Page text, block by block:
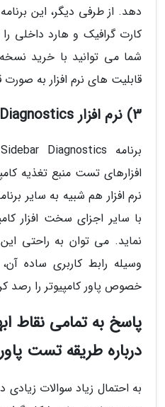
دهد. از طرفی دیگر، این
کارت گرافیک و هارد داخلی را
شما می توانید با خرید نسخه
قابلیت های نرم افزار به صورت
3) نرم افزار Sidebar Diagnostics
افزارهای تست منبع تغذیه
نرم افزار هم شبیه به سایر
با سایر اجزای سخت افزار
نماید. می توان به راحتی
وسیله رابط کاربری ساده
خصوص پاور کامپیوتر را رصد
پاسخ به تمامی نقاط
درباره طریقه تست پاور
به احتمال زیاد سوالات زیادی